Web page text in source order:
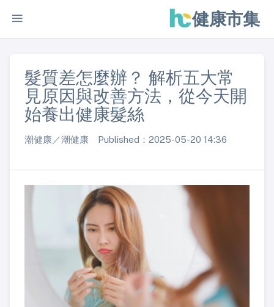
健康市集
髮質差怎麼辦？ 解析五大常
見原因與改善方法，從今天開
始養出健康髮絲
潮健康／潮健康 Published：2025-05-20 14:36